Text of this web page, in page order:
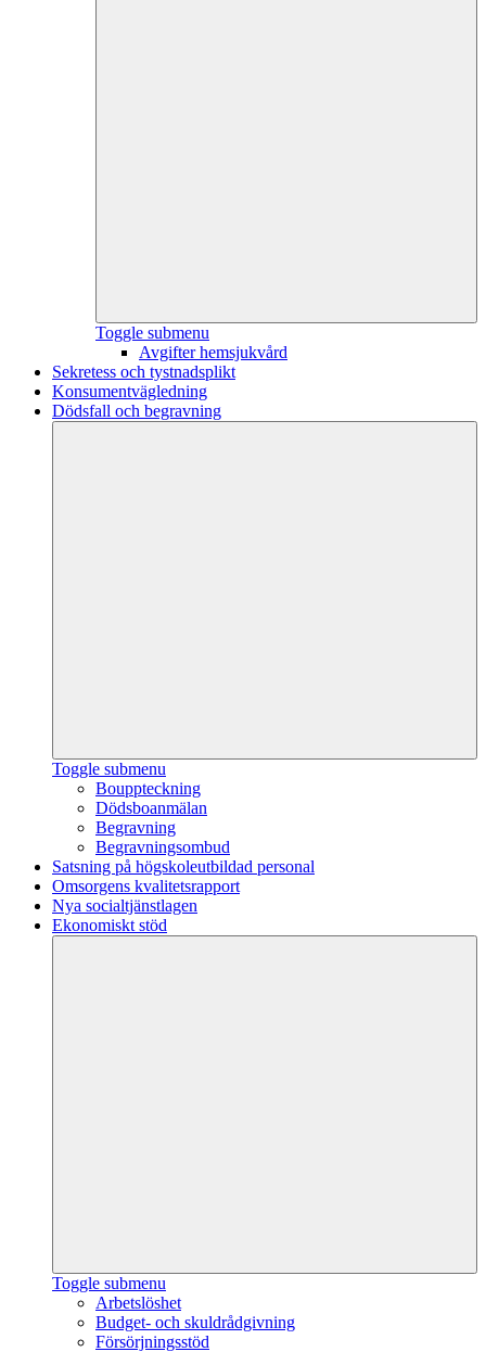
Toggle submenu
Avgifter hemsjukvård
Sekretess och tystnadsplikt
Konsumentvägledning
Dödsfall och begravning
Toggle submenu
Bouppteckning
Dödsboanmälan
Begravning
Begravningsombud
Satsning på högskoleutbildad personal
Omsorgens kvalitetsrapport
Nya socialtjänstlagen
Ekonomiskt stöd
Toggle submenu
Arbetslöshet
Budget- och skuldrådgivning
Försörjningsstöd